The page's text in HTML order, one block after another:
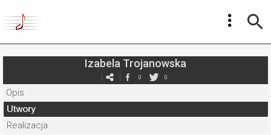
Izabela Trojanowska
0 0
Opis
Utwory
Realizacja